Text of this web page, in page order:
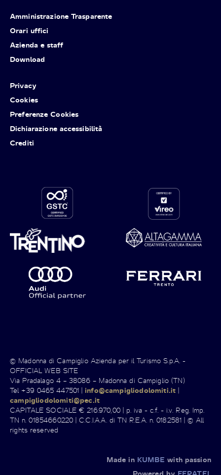
Amministrazione Trasparente
Orari uffici
Azienda e staff
Download
Privacy
Cookies
Preferenze Cookies
Dichiarazione accessibilità
Crediti
© Madonna di Campiglio Azienda per il Turismo S.p.A. -
OFFICIAL WEB SITE
Via Pradalago 4 – 38086 – Madonna di Campiglio (TN)
Tel +39 0465 447501 |info@campigliodolomiti.it |
campigliodolomiti@pec.it
CAPITALE SOCIALE € 216.970,00 | p. iva - c.f. - i.v. Reg. Imp.
TN n. 01854660220 | C.C.I.A.A. di TN R.E.A. n. 0182581 | © All
rights reserved
Made in KUMBE with passion
Powered by FERATEL